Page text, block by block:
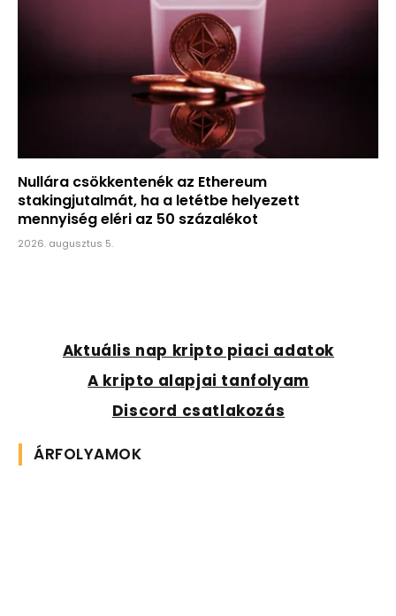
Nullára csökkentenék az Ethereum
stakingjutalmát, ha a letétbe helyezett
mennyiség eléri az 50 százalékot
2026. augusztus 5.
Aktuális nap kripto piaci adatok
A kripto alapjai tanfolyam
Discord csatlakozás
ÁRFOLYAMOK